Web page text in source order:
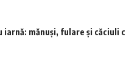
iarnă: mănuși, fulare și căciuli